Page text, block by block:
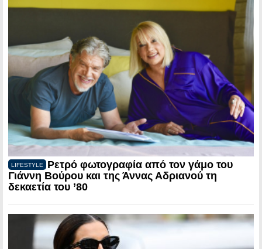
LIFESTYLE
Ρετρό φωτογραφία από τον γάμο του
Γιάννη Βούρου και της Άννας Αδριανού τη
δεκαετία του ’80